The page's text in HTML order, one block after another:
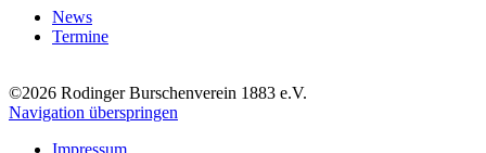
News
Termine
©2026 Rodinger Burschenverein 1883 e.V.
Navigation überspringen
Impressum